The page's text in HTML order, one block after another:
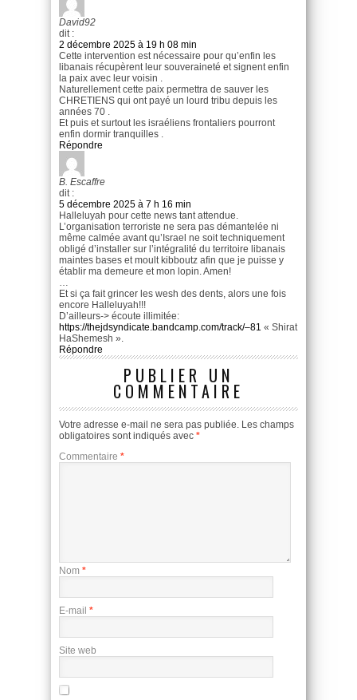
David92
dit :
2 décembre 2025 à 19 h 08 min
Cette intervention est nécessaire pour qu’enfin les
libanais récupèrent leur souveraineté et signent enfin
la paix avec leur voisin .
Naturellement cette paix permettra de sauver les
CHRETIENS qui ont payé un lourd tribu depuis les
années 70 .
Et puis et surtout les israéliens frontaliers pourront
enfin dormir tranquilles .
Répondre
B. Escaffre
dit :
5 décembre 2025 à 7 h 16 min
Halleluyah pour cette news tant attendue.
L’organisation terroriste ne sera pas démantelée ni
même calmée avant qu’Israel ne soit techniquement
obligé d’installer sur l’intégralité du territoire libanais
maintes bases et moult kibboutz afin que je puisse y
établir ma demeure et mon lopin. Amen!
…
Et si ça fait grincer les wesh des dents, alors une fois
encore Halleluyah!!!
D’ailleurs-> écoute illimitée:
https://thejdsyndicate.bandcamp.com/track/–81 « Shirat
HaShemesh ».
Répondre
PUBLIER UN
COMMENTAIRE
Votre adresse e-mail ne sera pas publiée. Les champs
obligatoires sont indiqués avec *
Commentaire *
Nom *
E-mail *
Site web